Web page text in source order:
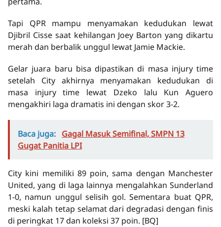
Tapi QPR mampu menyamakan kedudukan lewat
Djibril Cisse saat kehilangan Joey Barton yang dikartu
merah dan berbalik unggul lewat Jamie Mackie.
Gelar juara baru bisa dipastikan di masa injury time
setelah City akhirnya menyamakan kedudukan di
masa injury time lewat Dzeko lalu Kun Aguero
mengakhiri laga dramatis ini dengan skor 3-2.
Baca juga: Gagal Masuk Semifinal, SMPN 13
Gugat Panitia LPI
City kini memiliki 89 poin, sama dengan Manchester
United, yang di laga lainnya mengalahkan Sunderland
1-0, namun unggul selisih gol. Sementara buat QPR,
meski kalah tetap selamat dari degradasi dengan finis
di peringkat 17 dan koleksi 37 poin. [BQ]